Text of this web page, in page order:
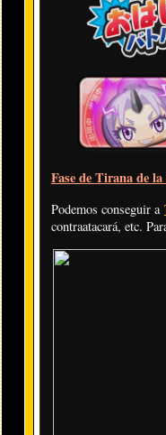
Fase de Tirana de
Podemos conseguir a
contraatacará, etc.